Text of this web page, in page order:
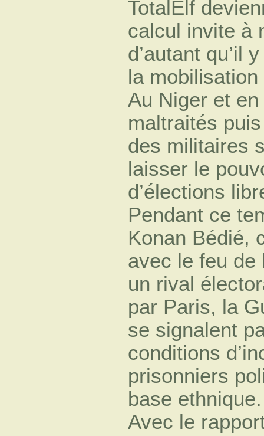
TotalElf
calcul invite à
d’autant qu’il
la
Au Niger et
maltraités
des militaires
laisser le
d’élections
Pendant ce
Konan Bédié,
avec le feu de
un rival
par Paris, la
se signalent
conditions
prisonniers
base ethnique.
Avec le